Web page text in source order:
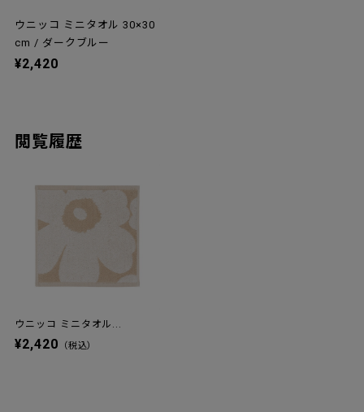
ウニッコ ミニタオル 30×30
cm / ダークブルー
¥2,420
閲覧履歴
ウニッコ ミニタオル...
¥2,420 （税込）